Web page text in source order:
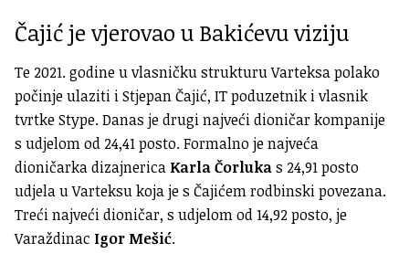
Čajić je vjerovao u Bakićevu viziju
Te 2021. godine u vlasničku strukturu Varteksa polako
počinje ulaziti i Stjepan Čajić, IT poduzetnik i vlasnik
tvrtke Stype. Danas je drugi najveći dioničar kompanije
s udjelom od 24,41 posto. Formalno je najveća
dioničarka dizajnerica Karla Čorlukas 24,91 posto
udjela u Varteksu koja je s Čajićem rodbinski povezana.
Treći najveći dioničar, s udjelom od 14,92 posto, je
Varaždinac Igor Mešić.